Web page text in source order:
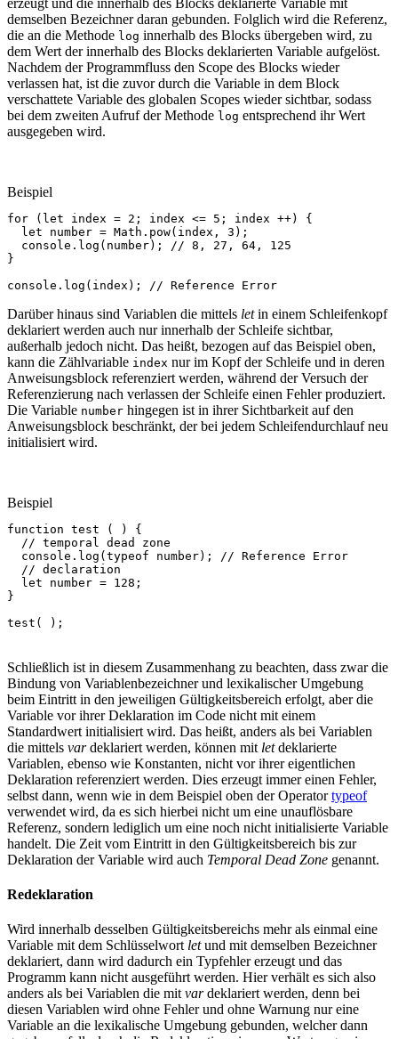
demselben Bezeichner daran gebunden. Folglich wird die Referenz,
die an die Methode log innerhalb des Blocks übergeben wird, zu
dem Wert der innerhalb des Blocks deklarierten Variable aufgelöst.
Nachdem der Programmfluss den Scope des Blocks wieder
verlassen hat, ist die zuvor durch die Variable in dem Block
verschattete Variable des globalen Scopes wieder sichtbar, sodass
bei dem zweiten Aufruf der Methode log entsprechend ihr Wert
ausgegeben wird.
Beispiel
for ( let index = 2 ; index <= 5 ; index ++)
{
let
number = Math . pow( index , 3 );
console . log ( number);
// 8, 27, 64, 125
}
console . log ( index ); // Reference Error
Darüber hinaus sind Variablen die mittels letin einem Schleifenkopf
deklariert werden auch nur innerhalb der Schleife sichtbar,
außerhalb jedoch nicht. Das heißt, bezogen auf das Beispiel oben,
kann die Zählvariable index nur im Kopf der Schleife und in deren
Anweisungsblock referenziert werden, während der Versuch der
Referenzierung nach verlassen der Schleife einen Fehler produziert.
Die Variable number hingegen ist in ihrer Sichtbarkeit auf den
Anweisungsblock beschränkt, der bei jedem Schleifendurchlauf neu
initialisiert wird.
Beispiel
function test ( )
{
// temporal dead zone
console . log (typeof number);
// Reference Error
// declaration
let
number = 128 ;
}
test ( );
Schließlich ist in diesem Zusammenhang zu beachten, dass zwar die
Bindung von Variablenbezeichner und lexikalischer Umgebung
beim Eintritt in den jeweiligen Gültigkeitsbereich erfolgt, aber die
Variable vor ihrer Deklaration im Code nicht mit einem
Standardwert initialisiert wird. Das heißt, anders als bei Variablen
die mittels vardeklariert werden, können mit letdeklarierte
Variablen, ebenso wie Konstanten, nicht vor ihrer eigentlichen
Deklaration referenziert werden. Dies erzeugt immer einen Fehler,
selbst dann, wenn wie in dem Beispiel oben der Operatortypeof
verwendet wird, da es sich hierbei nicht um eine unauflösbare
Referenz, sondern lediglich um eine noch nicht initialisierte Variable
handelt. Die Zeit vom Eintritt in den Gültigkeitsbereich bis zur
Deklaration der Variable wird auch Temporal Dead Zone genannt.
Redeklaration
Wird innerhalb desselben Gültigkeitsbereichs mehr als einmal eine
Variable mit dem Schlüsselwort letund mit demselben Bezeichner
deklariert, dann wird dadurch ein Typfehler erzeugt und das
Programm kann nicht ausgeführt werden. Hier verhält es sich also
anders als bei Variablen die mit vardeklariert werden, denn bei
diesen Variablen wird ohne Fehler und ohne Warnung nur eine
Variable an die lexikalische Umgebung gebunden, welcher dann